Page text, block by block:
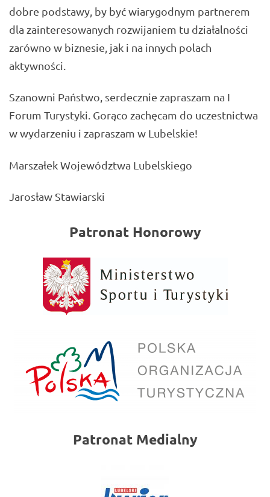
dobre podstawy, by być wiarygodnym partnerem
dla zainteresowanych rozwijaniem tu działalności
zarówno w biznesie, jak i na innych polach
aktywności.
Szanowni Państwo, serdecznie zapraszam na I
Forum Turystyki. Gorąco zachęcam do uczestnictwa
w wydarzeniu i zapraszam w Lubelskie!
Marszałek Województwa Lubelskiego
Jarosław Stawiarski
Patronat Honorowy
Patronat Medialny